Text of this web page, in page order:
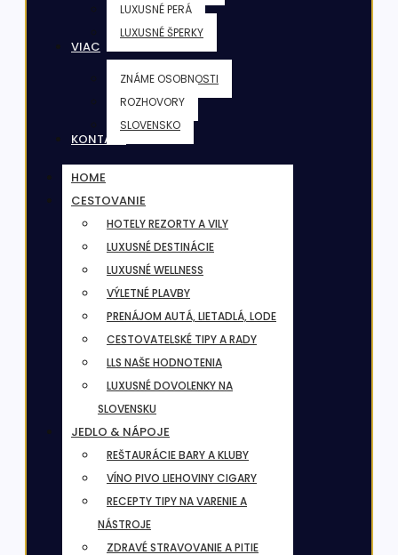
LUXUSNÉ PERÁ
LUXUSNÉ ŠPERKY
VIAC
ZNÁME OSOBNOSTI
ROZHOVORY
SLOVENSKO
KONTAKT
HOME
CESTOVANIE
HOTELY REZORTY A VILY
LUXUSNÉ DESTINÁCIE
LUXUSNÉ WELLNESS
VÝLETNÉ PLAVBY
PRENÁJOM AUTÁ, LIETADLÁ, LODE
CESTOVATELSKÉ TIPY A RADY
LLS NAŠE HODNOTENIA
LUXUSNÉ DOVOLENKY NA
SLOVENSKU
JEDLO & NÁPOJE
REŠTAURÁCIE BARY A KLUBY
VÍNO PIVO LIEHOVINY CIGARY
RECEPTY TIPY NA VARENIE A
NÁSTROJE
ZDRAVÉ STRAVOVANIE A PITIE